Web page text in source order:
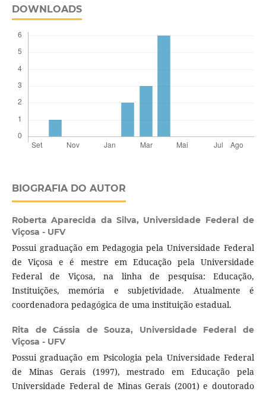
DOWNLOADS
BIOGRAFIA DO AUTOR
Roberta Aparecida da Silva, Universidade Federal de
Viçosa - UFV
Possui graduação em Pedagogia pela Universidade Federal
de Viçosa e é mestre em Educação pela Universidade
Federal de Viçosa, na linha de pesquisa: Educação,
Instituições, memória e subjetividade. Atualmente é
coordenadora pedagógica de uma instituição estadual.
Rita de Cássia de Souza, Universidade Federal de
Viçosa - UFV
Possui graduação em Psicologia pela Universidade Federal
de Minas Gerais (1997), mestrado em Educação pela
Universidade Federal de Minas Gerais (2001) e doutorado